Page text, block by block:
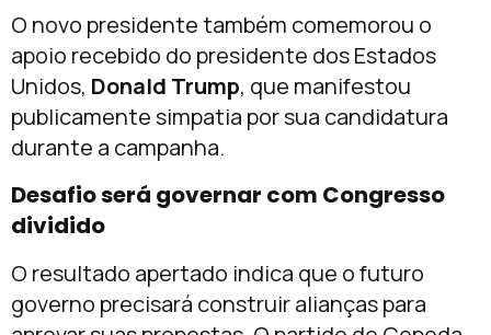
O novo presidente também comemorou o
apoio recebido do presidente dos Estados
Unidos, Donald Trump, que manifestou
publicamente simpatia por sua candidatura
durante a campanha.
Desafio será governar com Congresso
dividido
O resultado apertado indica que o futuro
governo precisará construir alianças para